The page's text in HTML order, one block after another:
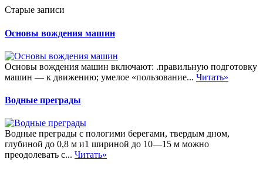
Старые записи
Основы вождения машин
Основы вождения машин включают: .правильную подготовку
машин — к движению; умелое «пользование... Читать»
Водные преграды
Водные преграды с пологими берегами, твердым дном,
глубиной до 0,8 м и1 шириной до 10—15 м можно
преодолевать с... Читать»